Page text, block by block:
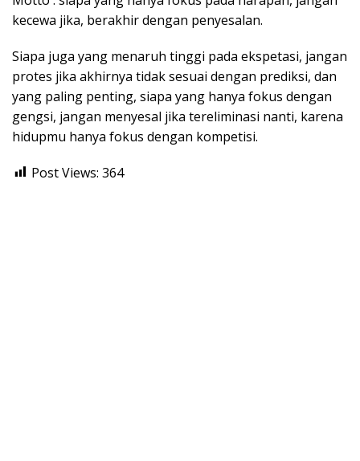
kecewa jika, berakhir dengan penyesalan.
Siapa juga yang menaruh tinggi pada ekspetasi, jangan
protes jika akhirnya tidak sesuai dengan prediksi, dan
yang paling penting, siapa yang hanya fokus dengan
gengsi, jangan menyesal jika tereliminasi nanti, karena
hidupmu hanya fokus dengan kompetisi.
Post Views: 364